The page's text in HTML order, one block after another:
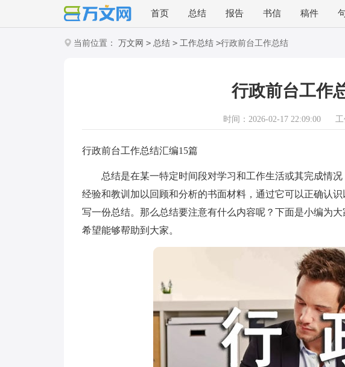
首页 总结 报告 书信 稿件
当前位置： 万文网 > 总结 > 工作总结 >行政前台工作总结
行政前台工作
时间：2026-02-17 22:09:00
行政前台工作总结汇编15篇
总结是在某一特定时间段对学习和工作生活或其完成情况
经验和教训加以回顾和分析的书面材料，通过它可以正确认
写一份总结。那么总结要注意有什么内容呢？下面是小编为
希望能够帮助到大家。